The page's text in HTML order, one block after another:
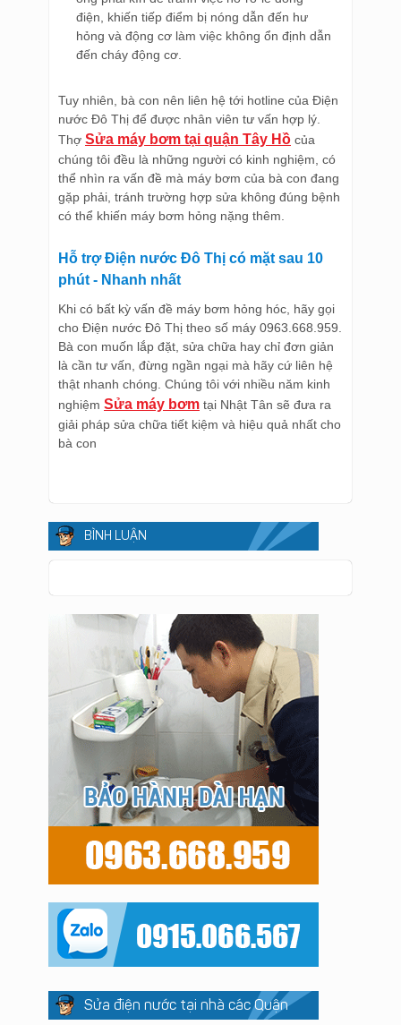
điện, khiến tiếp điểm bị nóng dẫn đến hư
hỏng và động cơ làm việc không ổn định dẫn
đến cháy động cơ.
Tuy nhiên, bà con nên liên hệ tới hotline của Điện
nước Đô Thị để được nhân viên tư vấn hợp lý.
Thợ Sửa máy bơm tại quận Tây Hồ của
chúng tôi đều là những người có kinh nghiệm, có
thể nhìn ra vấn đề mà máy bơm của bà con đang
gặp phải, tránh trường hợp sửa không đúng bệnh
có thể khiến máy bơm hỏng nặng thêm.
Hỗ trợ Điện nước Đô Thị có mặt sau 10
phút - Nhanh nhất
Khi có bất kỳ vấn đề máy bơm hỏng hóc, hãy gọi
cho Điện nước Đô Thị theo số máy 0963.668.959.
Bà con muốn lắp đặt, sửa chữa hay chỉ đơn giản
là cần tư vấn, đừng ngần ngại mà hãy cứ liên hệ
thật nhanh chóng. Chúng tôi với nhiều năm kinh
nghiệm Sửa máy bơm tại Nhật Tân sẽ đưa ra
giải pháp sửa chữa tiết kiệm và hiệu quả nhất cho
bà con
BÌNH LUẬN
Sửa điện nước tại nhà các Quận